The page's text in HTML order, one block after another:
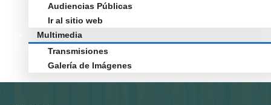
Audiencias Públicas
Ir al sitio web
Multimedia
Transmisiones
Galería de Imágenes